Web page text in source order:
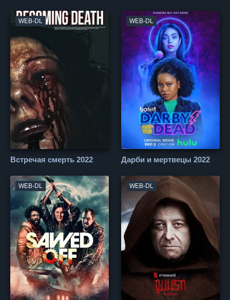
WEB-DL
Встречая смерть 2022
WEB-DL
Дарби и мертвецы 2022
WEB-DL WEB-DL